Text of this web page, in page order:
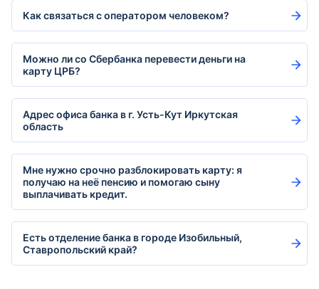
Как связаться с оператором человеком?
Можно ли со Сбербанка перевести деньги на
карту ЦРБ?
Адрес офиса банка в г. Усть-Кут Иркутская
область
Мне нужно срочно разблокировать карту: я
получаю на неё пенсию и помогаю сыну
выплачивать кредит.
Есть отделение банка в городе Изобильный,
Ставропольский край?